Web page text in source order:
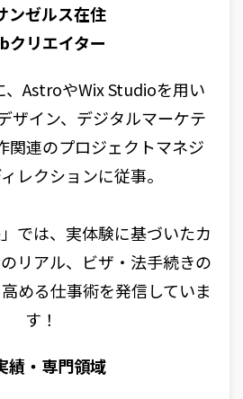
ンゼルス在住
クリエイター
、AstroやWix Studioを用い
ザイン、デジタルマーケテ
関連のプロジェクトマネジ
レクションに従事。
では、実体験に基づいたカ
リアル、ビザ・法手続きの
める仕事術を発信していま
す！
・専門領域